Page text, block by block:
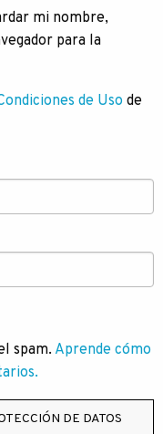
mi nombre,
para la
de Uso de
spam. Aprende cómo
DE DATOS